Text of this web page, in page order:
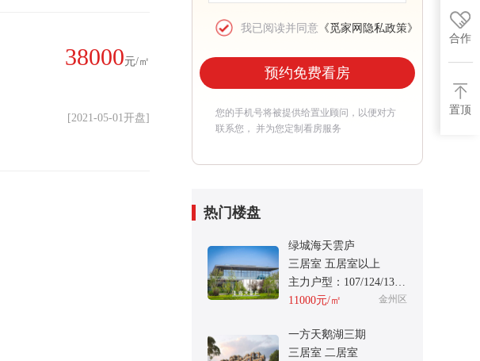
38000元/㎡
[2021-05-01开盘]
我已阅读并同意 《觅家网隐私政策》
预约免费看房
您的手机号将被提供给置业顾问，以便对方
联系您， 并为您定制看房服务
热门楼盘
绿城海天雲庐
三居室 五居室以上
主力户型：107/124/135/159
11000元/㎡
金州区
一方天鹅湖三期
三居室 二居室
合作
置顶